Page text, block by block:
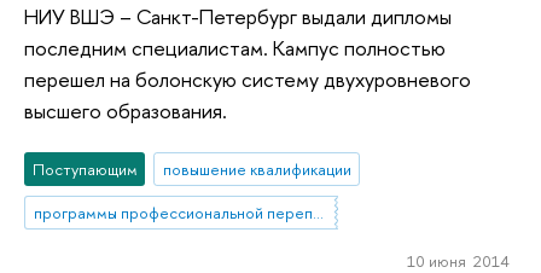
НИУ ВШЭ – Санкт-Петербург выдали дипломы
последним специалистам. Кампус полностью
перешел на болонскую систему двухуровневого
высшего образования.
Поступающим
повышение квалификации
программы профессиональной переподготовки
10 июня 2014